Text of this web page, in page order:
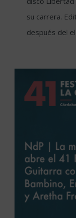
su carrera.
después del